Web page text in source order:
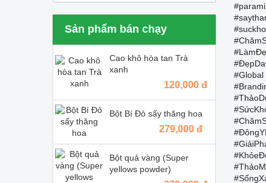
#parami
#Global
Sản phẩm bán chạy
Cao khô hòa tan Trà
xanh
120,000 đ
Bột Bí Đỏ sấy thăng hoa
279,000 đ
Bột quả vàng (Super
yellows powder)